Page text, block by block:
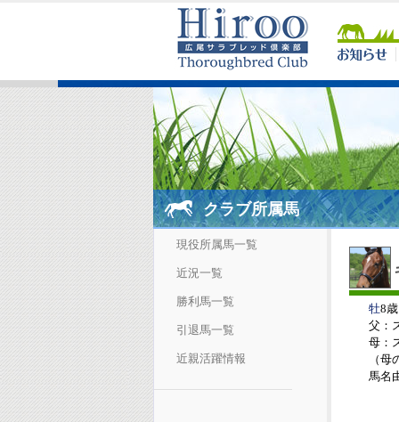
クラブ所属馬
現役所属馬一覧
近況一覧
勝利馬一覧
引退馬一覧
近親活躍情報
牡8
父：
母：
（母
馬名